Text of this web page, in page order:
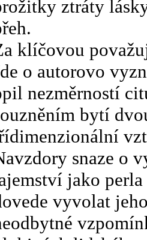
ztráty
klíčovou
o autorovo
nezměrností
bytí
snaze o
jako perla
vyvolat